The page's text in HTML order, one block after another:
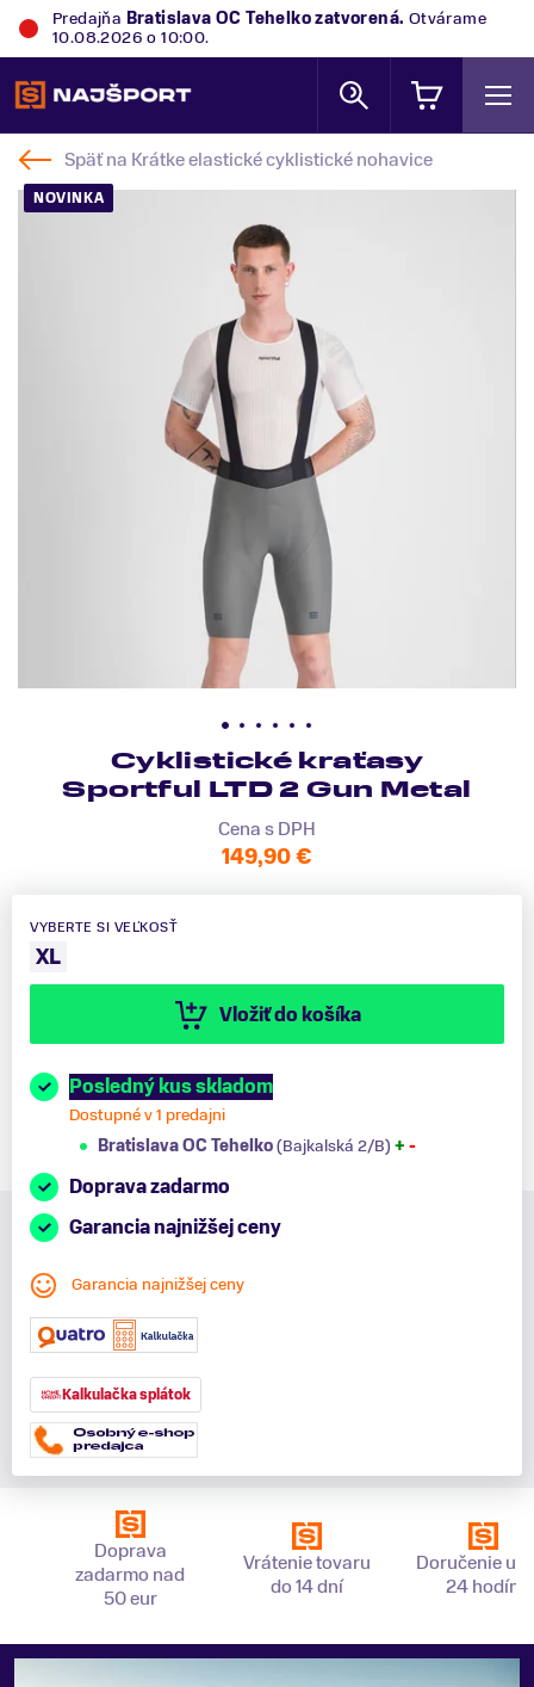
Predajňa Bratislava OC Tehelkozatvorená. Otvárame
10.08.2026 o 10:00.
Späť na Krátke elastické cyklistické nohavice
NOVINKA
Cyklistické kraťasy
Sportful LTD 2 Gun Metal
Cena s DPH
149,90 €
VYBERTE SI VEĽKOSŤ
XL
Vložiť do košíka
Posledný kus skladom
Dostupné v 1 predajni
Bratislava OC Tehelko(Bajkalská 2/B) + -
Doprava zadarmo
Garancia najnižšej ceny
Garancia najnižšej ceny
Kalkulačka splátok
Doprava
zadarmo nad
50 eur
Vrátenie tovaru
do 14 dní
Doručenie už
24 hodín